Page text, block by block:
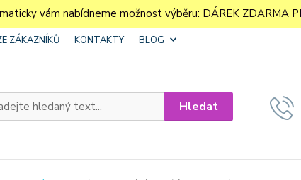
vám nabídneme možnost výběru: DÁREK ZDARMA
ZÁKAZNÍKŮ KONTAKTY BLOG
Hledat